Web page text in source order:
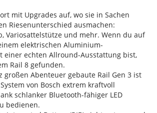
mit Upgrades auf, wo sie in Sachen
Riesenunterschied ausmachen:
Variosattelstütze und mehr. Wenn du auf
elektrischen Aluminium-
einer echten Allround-Ausstattung bist,
Rail 8 gefunden.
großen Abenteuer gebaute Rail Gen 3 ist
von Bosch extrem kraftvoll
schlanker Bluetooth-fähiger LED
bedienen.